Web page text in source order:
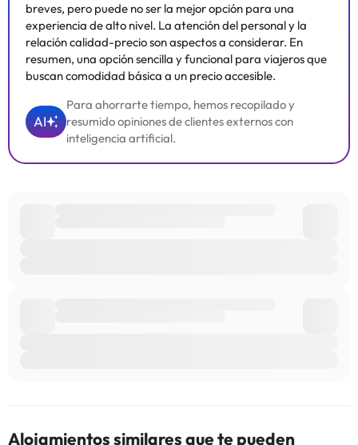
Rule: No se permite fumar.
Algunos de los servicios detallados pueden ser de pago. Puedes
consultar sus tarifas directamente en el establecimiento. Toda la
información de esta ficha está sujeta a cambios por parte del
alojamiento. Si tienes dudas, contáctanos.
breves, pero puede no ser la mejor opción para una
experiencia de alto nivel. La atención del personal y la
relación calidad-precio son aspectos a considerar. En
resumen, una opción sencilla y funcional para viajeros que
buscan comodidad básica a un precio accesible.
AI
Para ahorrarte tiempo, hemos recopilado y
resumido opiniones de clientes externos con
inteligencia artificial.
Alojamientos similares que te pueden